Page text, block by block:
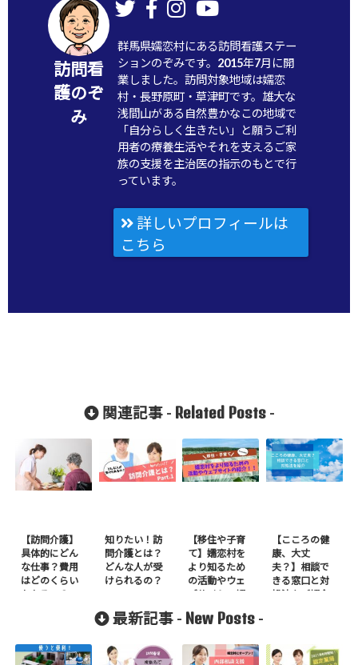
訪問看
護のぞ
み
群馬県嬬恋村にある訪問看護ステー
ションのぞみです。2015年7月に開
業しました。訪問対象地域は嬬恋
村・長野原町・草津町です。雄大な
浅間山がある自然豊かなこの地域で
「自分らしく生きたい」と願うご利
用者の療養生活やそれを支えるご家
族の支援を主治医の指示のもとで行
っています。
詳しいプロフィールは
こちら
関連記事 - Related Posts-
【訪問介護】
具体的にどん
な仕事？費用
はどのくらい
かかるの？
知りたい！訪
問介護とは？
どんな人が受
けられるの？
【移住や子育
て】嬬恋村を
より知るため
の活動やウェ
ブサイトの紹
【こころの健
康、大丈
夫？】相談で
きる窓口と対
処法をご紹介
最新記事 - New Posts -